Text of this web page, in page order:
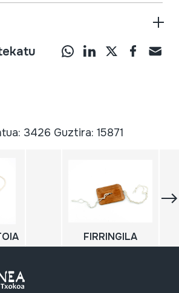
3426 Guztira: 15871
FIRRINGILA